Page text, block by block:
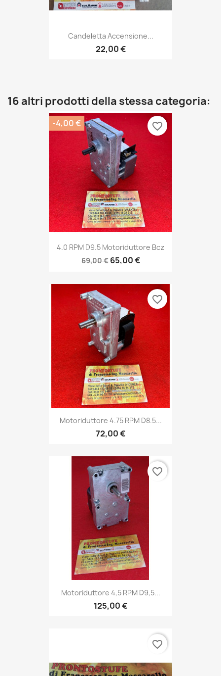
Candeletta Accensione...
22,00 €
16 altri prodotti della stessa categoria:
4.0 RPM D9.5 Motoriduttore Bcz
69,00 € 65,00 €
-4,00 € favorite_border
Motoriduttore 4.75 RPM D8.5...
72,00 €
favorite_border
Motoriduttore 4,5 RPM D9,5...
125,00 €
favorite_border
favorite_border